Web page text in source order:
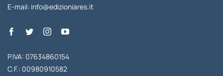
E-mail: info@edizioniares.it
P.IVA: 07634860154
C.F.: 00980910582